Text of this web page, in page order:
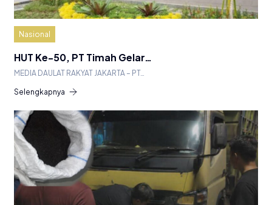
Nasional
HUT Ke-50, PT Timah Gelar…
MEDIA DAULAT RAKYAT JAKARTA – PT…
Selengkapnya